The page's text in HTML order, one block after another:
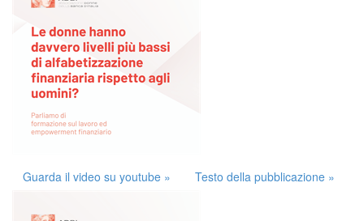
Guarda il video su youtube » Testo della pubblicazione »